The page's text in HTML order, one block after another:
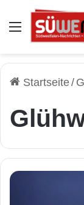
Auswahl
Startseite/